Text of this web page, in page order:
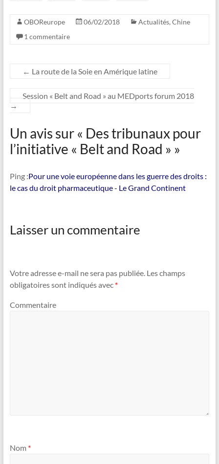
OBOReurope 06/02/2018 Actualités, Chine
1 commentaire
← La route de la Soie en Amérique latine
Session « Belt and Road » au MEDports forum 2018
→
Un avis sur « Des tribunaux pour
l’initiative « Belt and Road » »
Ping :Pour une voie européenne dans les guerre des droits :
le cas du droit pharmaceutique - Le Grand Continent
Laisser un commentaire
Votre adresse e-mail ne sera pas publiée.Les champs
obligatoires sont indiqués avec *
Commentaire
Nom *